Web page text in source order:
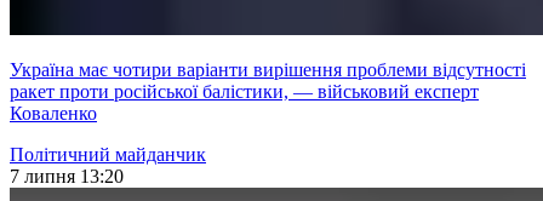
Україна має чотири варіанти вирішення проблеми відсутності
ракет проти російської балістики, — військовий експерт
Коваленко
Політичний майданчик
7 липня 13:20